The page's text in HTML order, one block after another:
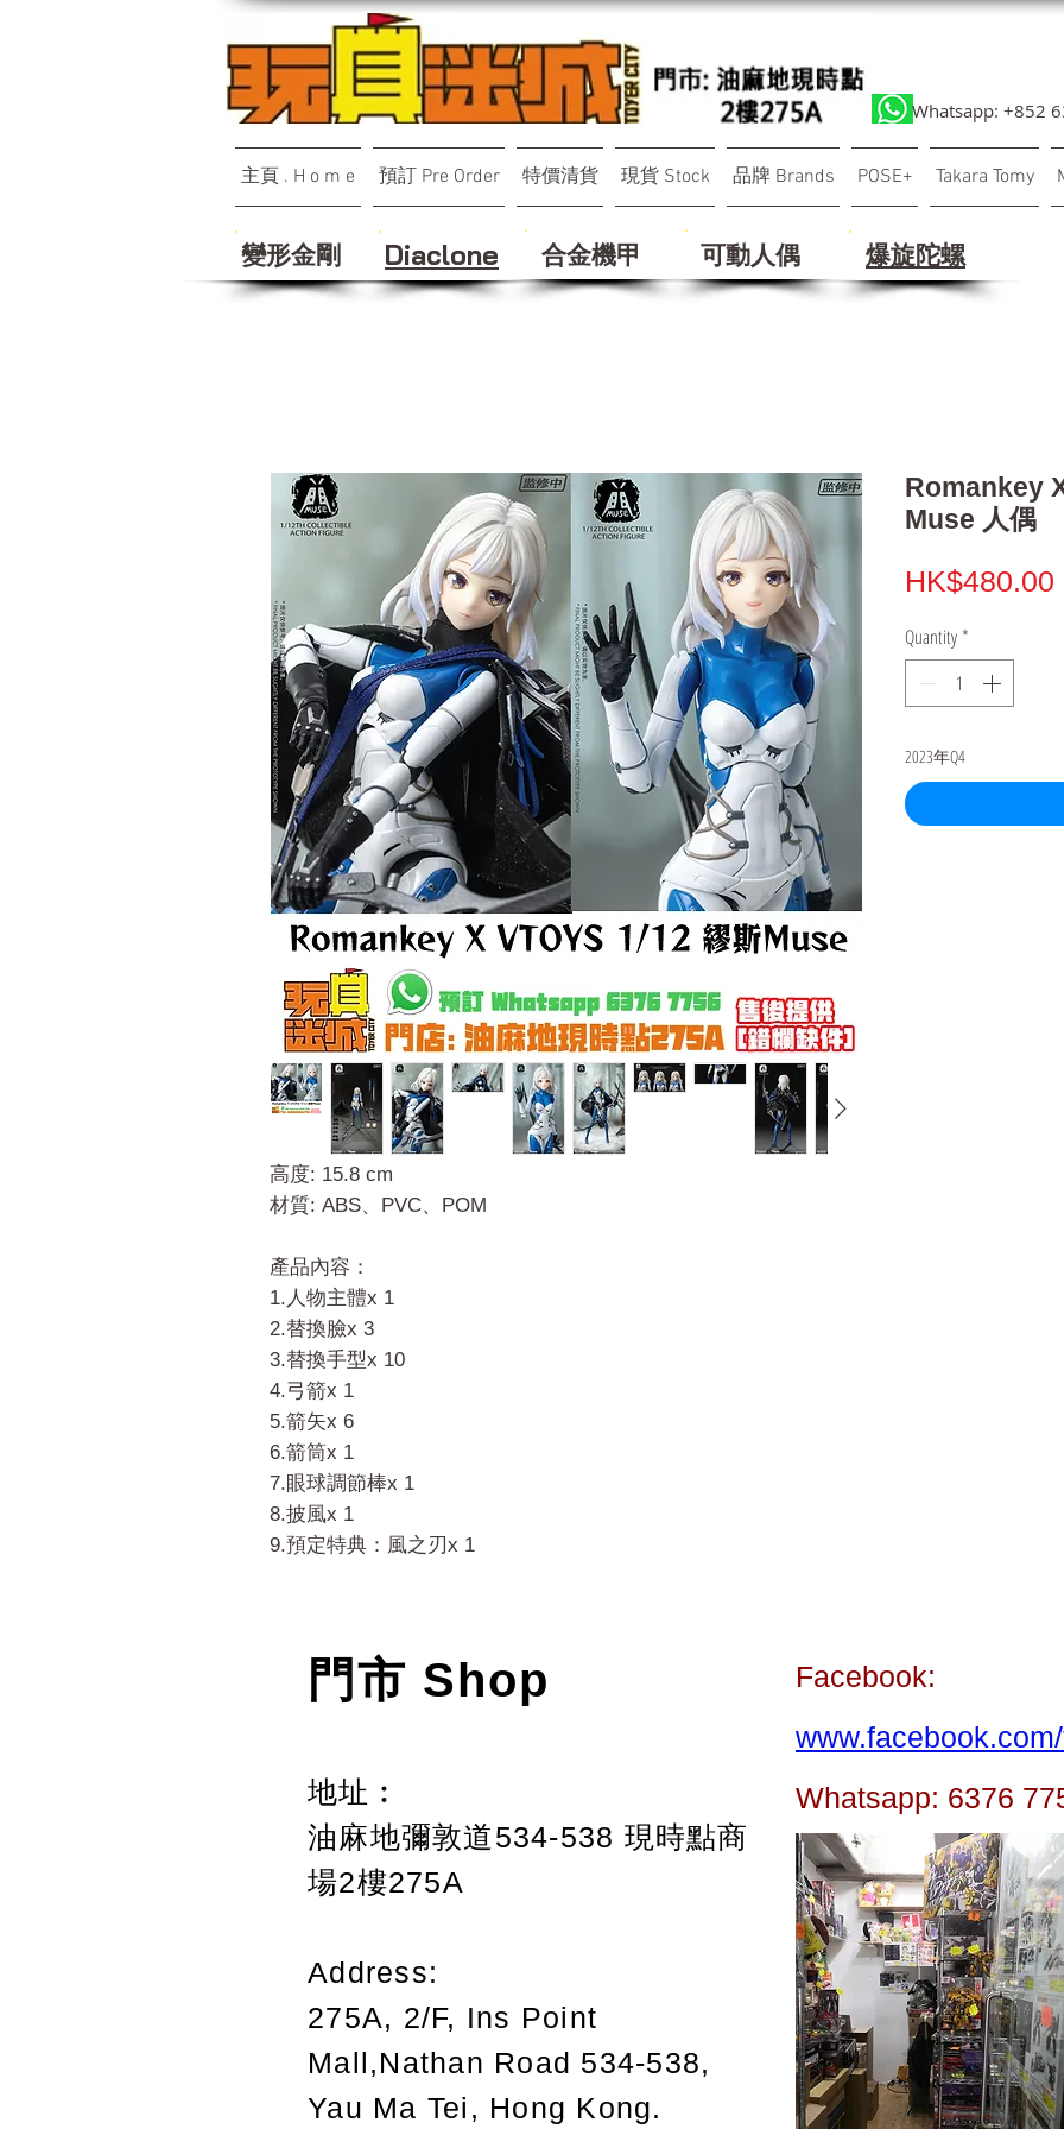
Whatsapp: +852
主頁 . H o m e 預訂 Pre Order 特價清貨 現貨 Stock 品牌 Brands POSE+ Takara Tomy
變形金剛 Diaclone 合金機甲 可動人偶 ​爆旋陀螺
高度: 15.8 cm
材質: ABS、PVC、POM
產品內容：
1.人物主體x 1
2.替換臉x 3
3.替換手型x 10
4.弓箭x 1
5.箭矢x 6
6.箭筒x 1
7.眼球調節棒x 1
8.披風x 1
9.預定特典：風之刃x 1
Romankey
Muse 人偶
HK$480.00
Quantity *
2023年Q4
門市 Shop
地址︰
油麻地彌敦道534-538 現時點商
場2樓275A
Address:
275A, 2/F, Ins Point
Mall,Nathan Road 534-538,
Yau Ma Tei, Hong Kong.
Facebook:
Whatsapp: 6376